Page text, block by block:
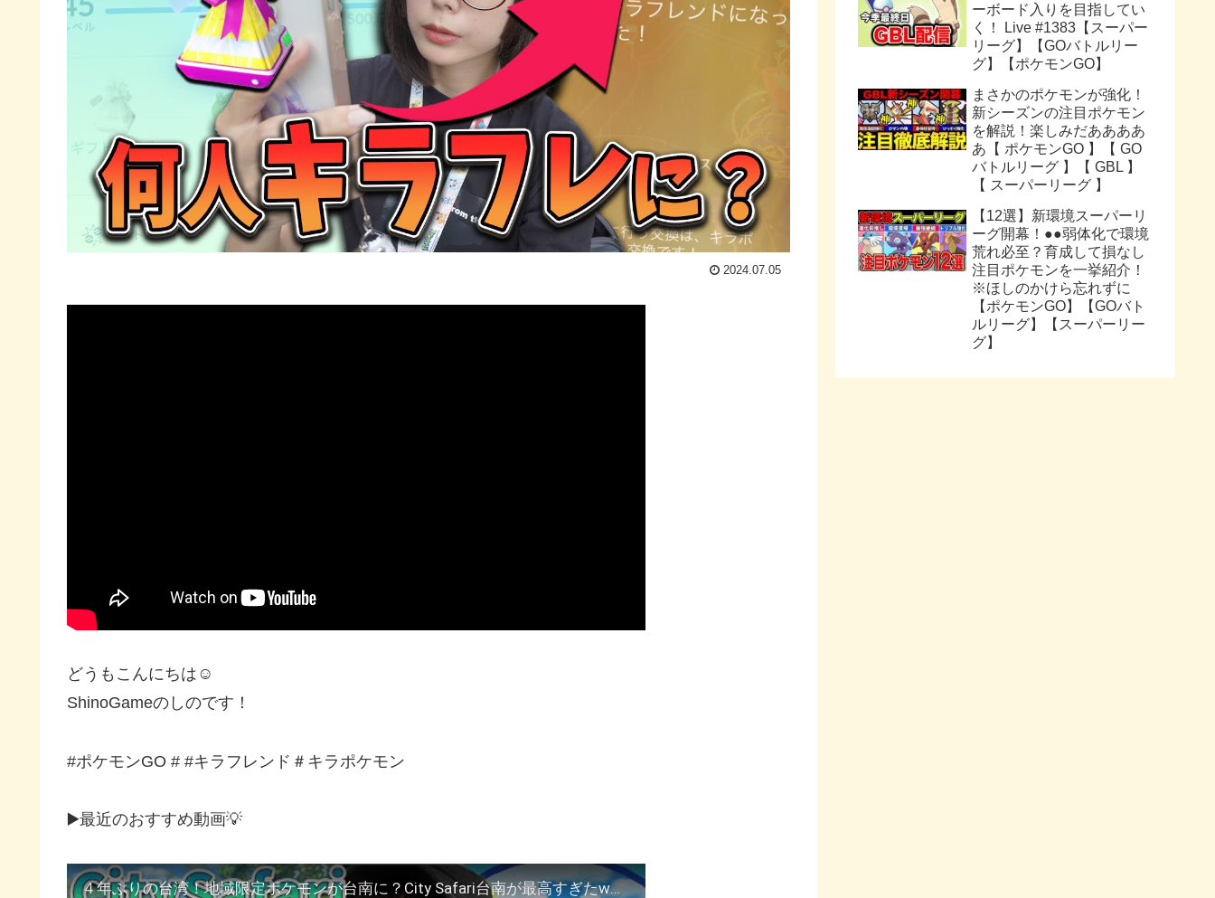
2024.07.05
どうもこんにちは☺
ShinoGameのしのです！
#ポケモンGO # #キラフレンド＃キラポケモン
▶️最近のおすすめ動画💡
４年ぶりの台湾！地域限定ポケモンが台南に？City Safari台南が最高すぎたwもはや観光w【ポケモンGO】
ーボード入りを目指してい
く！ Live #1383【スーパー
リーグ】【GOバトルリー
グ】【ポケモンGO】
まさかのポケモンが強化！
新シーズンの注目ポケモン
を解説！楽しみだああああ
あ【 ポケモンGO 】【 GO
バトルリーグ 】【 GBL 】
【 スーパーリーグ 】
【12選】新環境スーパーリ
ーグ開幕！●●弱体化で環境
荒れ必至？育成して損なし
注目ポケモンを一挙紹介！
※ほしのかけら忘れずに
【ポケモンGO】【GOバト
ルリーグ】【スーパーリー
グ】